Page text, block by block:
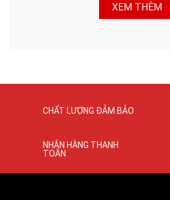
XEM THÊM
CHẤT LƯỢNG ĐẢM BẢO
NHẬN HÀNG THANH
TOÁN